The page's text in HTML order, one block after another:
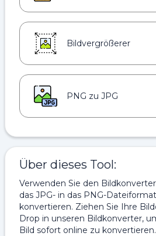
Bildvergrößerer
PNG zu JPG
Über dieses Tool:
Verwenden Sie den
das JPG- in das PNG-
konvertieren. Ziehen Sie Ihre
Drop in unseren Bildkonverter,
Bild sofort online zu